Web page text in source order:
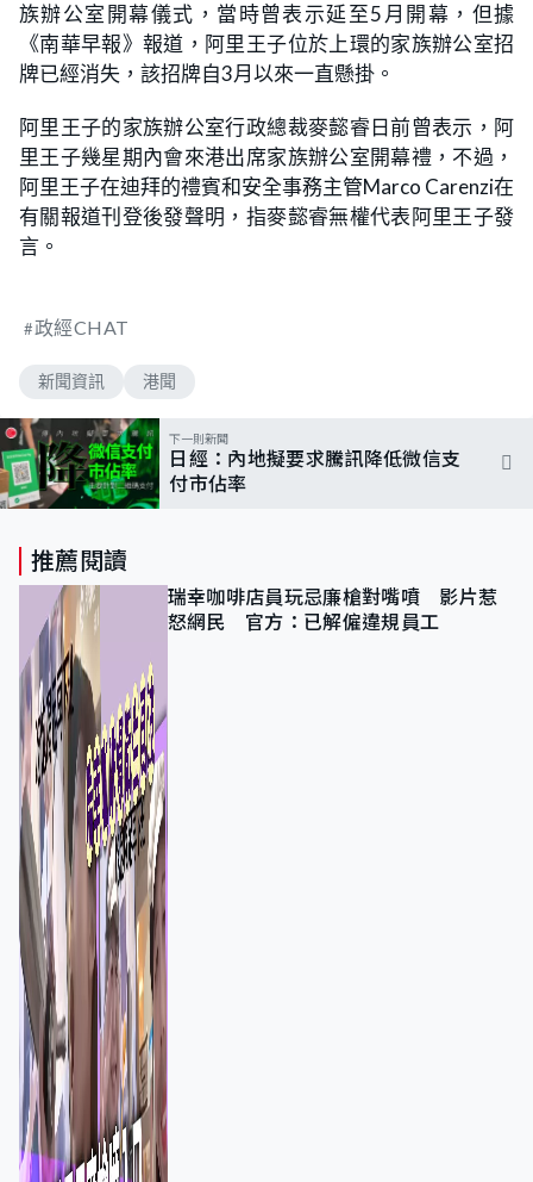
族辦公室開幕儀式，當時曾表示延至5月開幕，但據
《南華早報》報道，阿里王子位於上環的家族辦公室招
牌已經消失，該招牌自3月以來一直懸掛。
阿里王子的家族辦公室行政總裁麥懿睿日前曾表示，阿
里王子幾星期內會來港出席家族辦公室開幕禮，不過，
阿里王子在迪拜的禮賓和安全事務主管Marco Carenzi在
有關報道刊登後發聲明，指麥懿睿無權代表阿里王子發
言。
政經CHAT
新聞資訊 港聞
下一則新聞
日經：內地擬要求騰訊降低微信支
付市佔率
推薦閱讀
瑞幸咖啡店員玩忌廉槍對嘴噴 影片惹
怒網民 官方：已解僱違規員工